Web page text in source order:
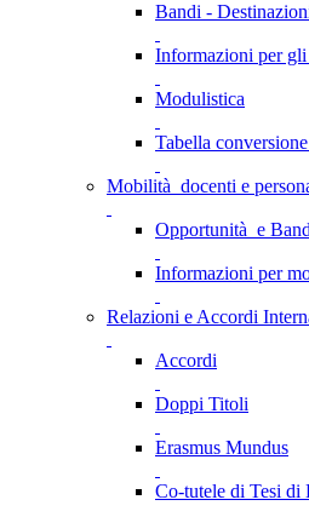
Bandi -
Informazioni per gli
Modulistica
Tabella
Mobilità docenti e
Opportunità e
Informazioni per
Relazioni e Accordi
Accordi
Doppi Titoli
Erasmus Mundus
Co-tutele di Tesi di